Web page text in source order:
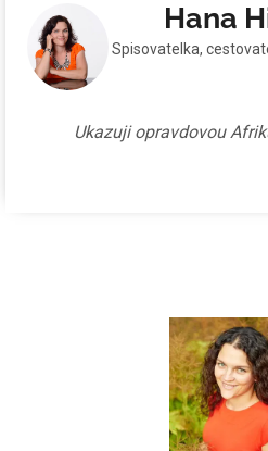
Hana
Spisovatelka,
Ukazuji opravdovou